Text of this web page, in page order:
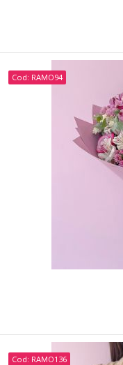
Cod: RAMO94
Cod: RAMO136